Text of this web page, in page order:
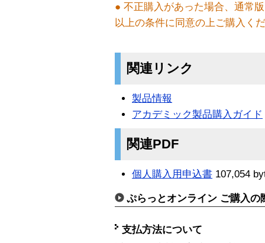
● 不正購入があった場合、通常
以上の条件に同意の上ご購入く
関連リンク
製品情報
アカデミック製品購入ガイド
関連PDF
個人購入用申込書 107,054
ぷらっとオンライン ご購入の
支払方法について